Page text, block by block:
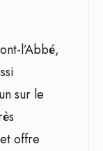
l’Abbé,
sur le
et offre